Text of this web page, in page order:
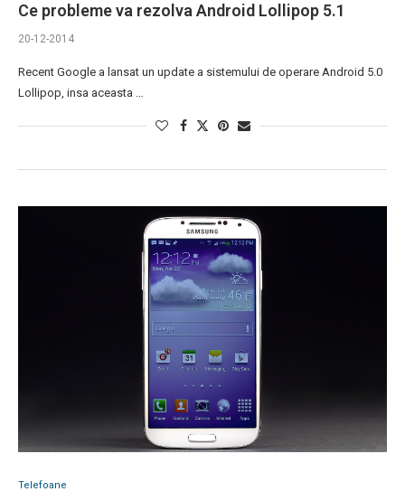
Ce probleme va rezolva Android Lollipop 5.1
20-12-2014
Recent Google a lansat un update a sistemului de operare Android 5.0
Lollipop, insa aceasta …
Telefoane